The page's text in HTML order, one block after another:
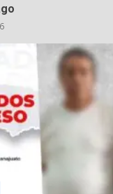
8 de agosto de 2026
Incendio en taller
de Águila:
7 de agosto de 2026
Inauguran la Galería
en Cartonería